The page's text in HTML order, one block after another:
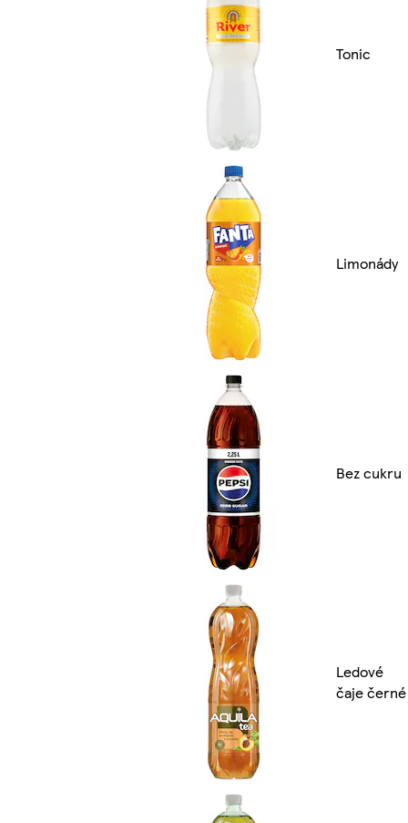
Tonic
Limonády
Bez cukru
Ledové
čaje černé